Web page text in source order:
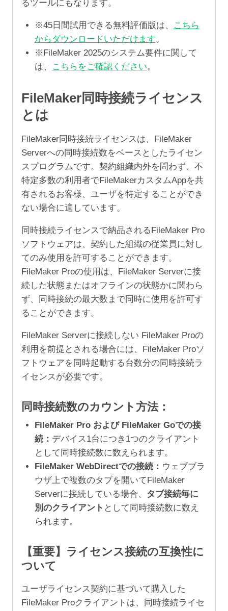
るツールにもなります。
※45日間試用できる無料評価版は、
こちら
からダウンロードいただけます。
※FileMaker 2025のシステム要件に関して
は、
こちらをご確認ください。
FileMaker同時接続ライセンス
とは
FileMaker同時接続ライセンスは、FileMaker
Serverへの同時接続数をベースとしたライセン
スプログラムです。契約組織内外を問わず、不
特定多数の利用者でFileMakerカスタムAppを共
有されるお客様、ユーザを特定することができ
ない場合に適しています。
同時接続ライセンスで納品されるFileMaker Pro
ソフトウェアは、契約した組織の従業員に対し
てのみ使用を許可することができます。
FileMaker Proの使用は、FileMaker Serverに接
続した状態またはオフラインの状態かに関わら
ず、同時接続の最大数まで同時に使用を許可す
ることができます。
FileMaker Serverに接続しない FileMaker Proの
利用を前提とされる場合には、FileMaker Proソ
フトウェアを同時起動する台数分の同時接続ラ
イセンスが必要です。
同時接続数のカウント方法：
FileMaker Pro および FileMaker Goでの接
続： デバイス1台につき1つのクライアント
として同時接続数に数えられます。
FileMaker WebDirectでの接続： ウェブブラ
ウザ上で複数のタブを開いてFileMaker
Serverに接続している場合、 タブ接続毎に
別のクライアント として同時接続数に数え
られます。
【重要】ライセンス接続の互換性に
ついて
ユーザライセンス契約に基づいて購入した
FileMaker Proクライアントは、同時接続ライセ